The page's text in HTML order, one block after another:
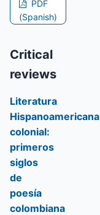
PDF
(Spanish)
Critical
reviews
Literatura
Hispanoamericana
colonial:
primeros
siglos
de
poesía
colombiana